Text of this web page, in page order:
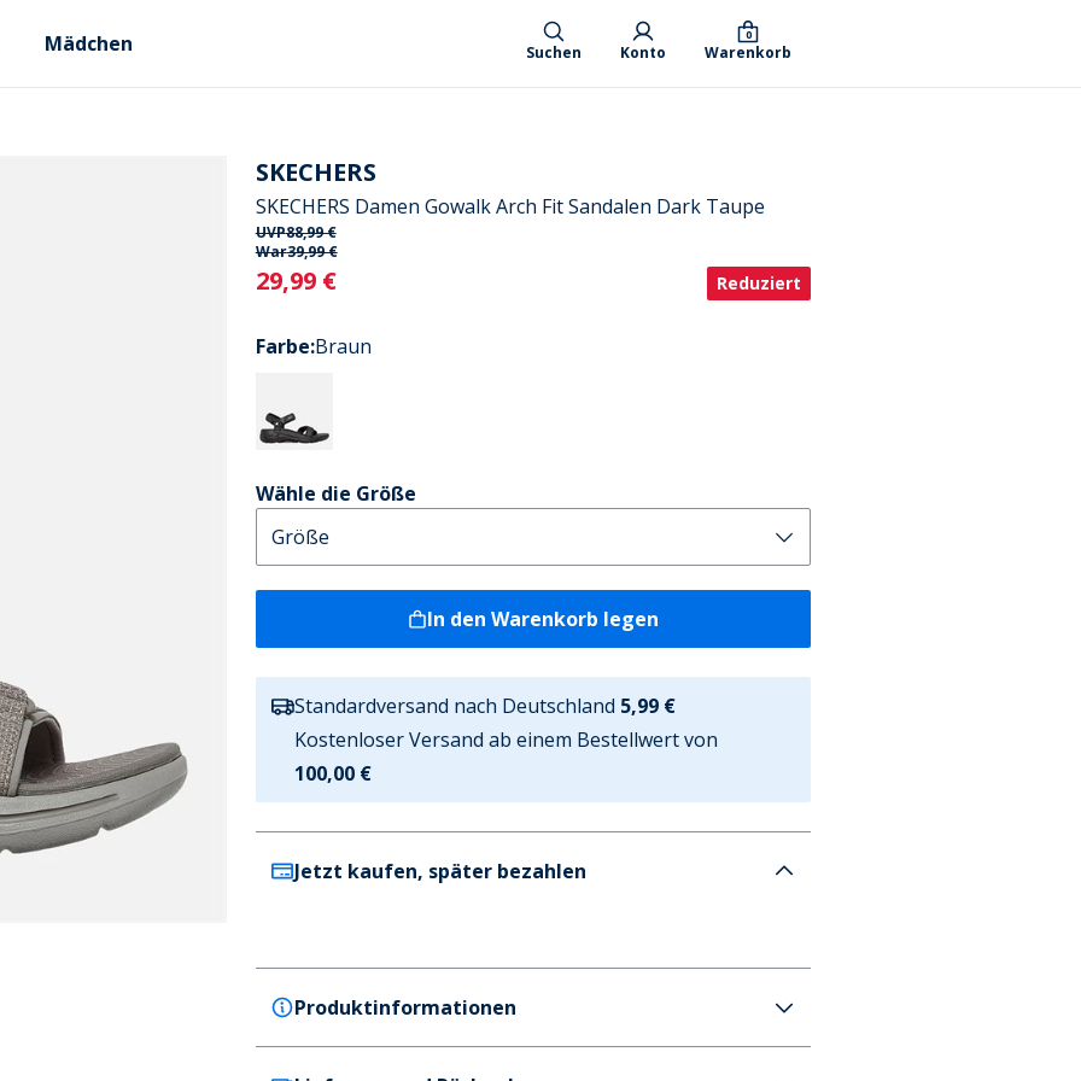
Mädchen Suchen Konto Warenkorb
0
SKECHERS
SKECHERS Damen Gowalk Arch Fit Sandalen Dark Taupe
UVP88,99 €
War39,99 €
Current
29,99 € Reduziert
Farbe:Braun
Wähle die Größe
In den Warenkorb legen
Standardversand nach Deutschland 5,99 €
Kostenloser Versand ab einem Bestellwert von
100,00 €
Jetzt kaufen, später bezahlen
Produktinformationen